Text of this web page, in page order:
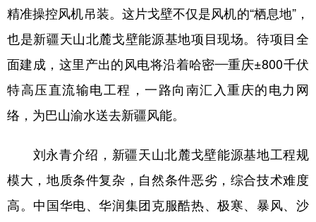
多语种频道
English Español Français
精准操控风机吊装。这片戈壁不仅是风机的“栖息地”，
也是新疆天山北麓戈壁能源基地项目现场。待项目全
面建成，这里产出的风电将沿着哈密—重庆±800千伏
特高压直流输电工程，一路向南汇入重庆的电力网
络，为巴山渝水送去新疆风能。
刘永青介绍，新疆天山北麓戈壁能源基地工程规
模大，地质条件复杂，自然条件恶劣，综合技术难度
高。中国华电、华润集团克服酷热、极寒、暴风、沙